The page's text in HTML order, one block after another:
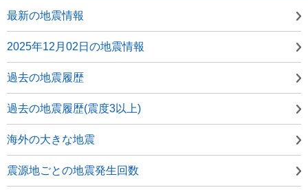
最新の地震情報
2025年12月02日の地震情報
過去の地震履歴
過去の地震履歴(震度3以上)
海外の大きな地震
震源地ごとの地震発生回数